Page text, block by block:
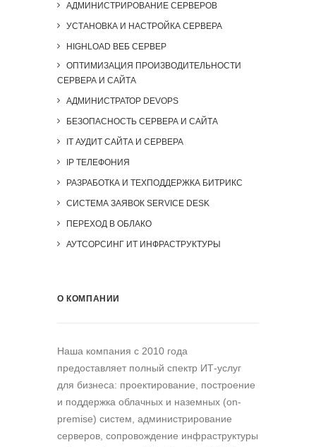
АДМИНИСТРИРОВАНИЕ СЕРВЕРОВ
УСТАНОВКА И НАСТРОЙКА СЕРВЕРА
HIGHLOAD ВЕБ СЕРВЕР
ОПТИМИЗАЦИЯ ПРОИЗВОДИТЕЛЬНОСТИ
СЕРВЕРА И САЙТА
АДМИНИСТРАТОР DEVOPS
БЕЗОПАСНОСТЬ СЕРВЕРА И САЙТА
IT АУДИТ САЙТА И СЕРВЕРА
IP ТЕЛЕФОНИЯ
РАЗРАБОТКА И ТЕХПОДДЕРЖКА БИТРИКС
СИСТЕМА ЗАЯВОК SERVICE DESK
ПЕРЕХОД В ОБЛАКО
АУТСОРСИНГ ИТ ИНФРАСТРУКТУРЫ
О КОМПАНИИ
Наша компания c 2010 года
предоставляет полный спектр ИТ-услуг
для бизнеса: проектирование, построение
и поддержка облачных и наземных (on-
premise) систем, администрирование
серверов, сопровождение инфраструктуры